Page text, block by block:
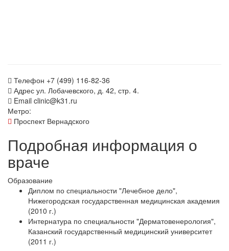
Телефон +7 (499) 116-82-36
Адрес ул. Лобачевского, д. 42, стр. 4.
Email clinic@k31.ru
Метро:
Проспект Вернадского
Подробная информация о
враче
Образование
Диплом по специальности "Лечебное дело",
Нижегородская государственная медицинская академия
(2010 г.)
Интернатура по специальности "Дерматовенерология",
Казанский государственный медицинский университет
(2011 г.)